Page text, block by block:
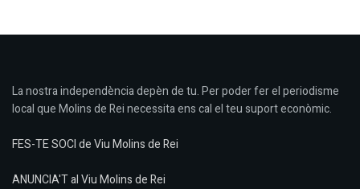
La nostra independència depèn de tu. Per poder fer el periodisme
local que Molins de Rei necessita ens cal el teu suport econòmic.
FES-TE SOCI de Viu Molins de Rei
ANUNCIA'T al Viu Molins de Rei